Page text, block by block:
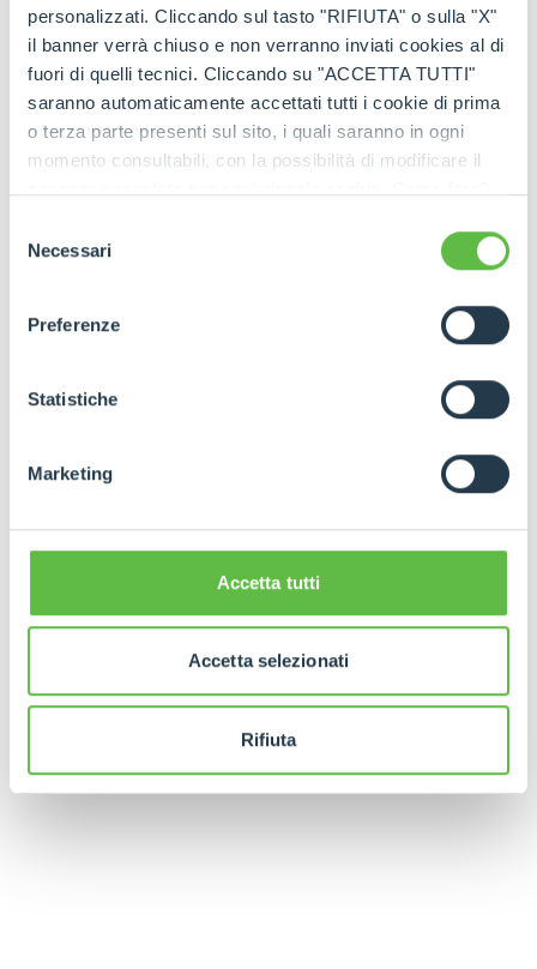
personalizzati. Cliccando sul tasto "RIFIUTA" o sulla "X"
il banner verrà chiuso e non verranno inviati cookies al di
fuori di quelli tecnici. Cliccando su "ACCETTA TUTTI"
saranno automaticamente accettati tutti i cookie di prima
o terza parte presenti sul sito, i quali saranno in ogni
momento consultabili, con la possibilità di modificare il
ogni pagina, selezionare "Modifichi il suo consenso" e
dell'informativa completa nel footer presente in ogni
pagina. Per esercitare i diritti riconosciuti all'interessato ai
GDPR abbiamo predisposto una
apposita procedura.
delNecessari
Preferenze
Statistiche
Marketing
Accetta tutti
Accetta selezionati
Rifiuta